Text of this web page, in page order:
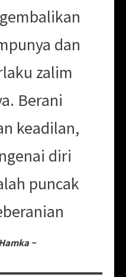
dan
zalim
Berani
keadilan,
diri
puncak
~